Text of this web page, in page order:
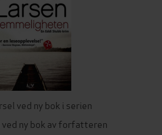
ved ny bok i serien
ved ny bok av forfatteren